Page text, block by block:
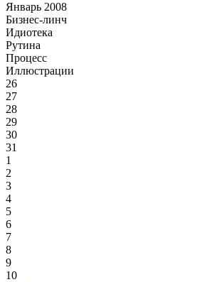
Январь 2008
Бизнес-линч
Идиотека
Рутина
Процесс
Иллюстрации
26
27
28
29
30
31
1
2
3
4
5
6
7
8
9
10